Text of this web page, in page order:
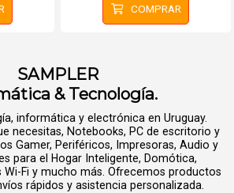
COMPRAR
SAMPLER
& Tecnología.
informática y electrónica en Uruguay.
necesitas, Notebooks, PC de escritorio y
Gamer, Periféricos, Impresoras, Audio y
para el Hogar Inteligente, Domótica,
Wi-Fi y mucho más. Ofrecemos productos
rápidos y asistencia personalizada.